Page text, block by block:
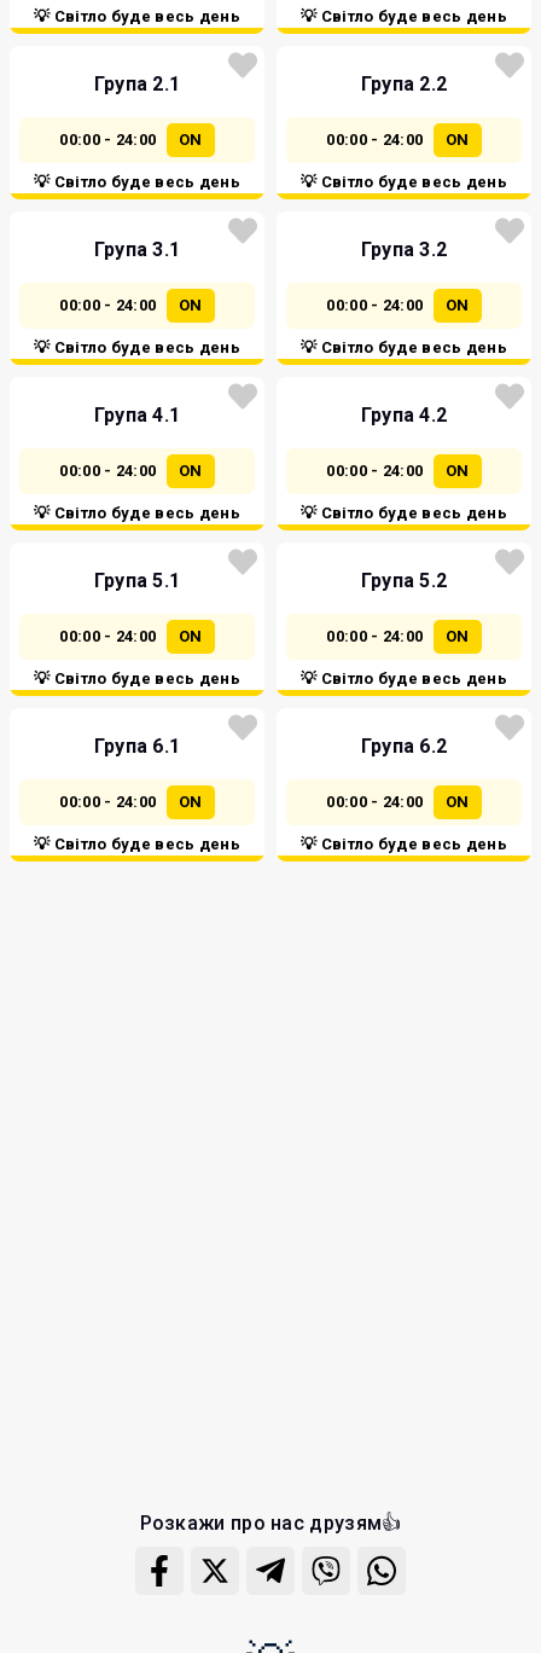
💡 Світло буде весь день 💡 Світло буде весь день
Група 2.1
00:00 - 24:00 ON
💡 Світло буде весь день
Група 2.2
00:00 - 24:00 ON
💡 Світло буде весь день
Група 3.1
00:00 - 24:00 ON
💡 Світло буде весь день
Група 3.2
00:00 - 24:00 ON
💡 Світло буде весь день
Група 4.1
00:00 - 24:00 ON
💡 Світло буде весь день
Група 4.2
00:00 - 24:00 ON
💡 Світло буде весь день
Група 5.1
00:00 - 24:00 ON
💡 Світло буде весь день
Група 5.2
00:00 - 24:00 ON
💡 Світло буде весь день
Група 6.1
00:00 - 24:00 ON
💡 Світло буде весь день
Група 6.2
00:00 - 24:00 ON
💡 Світло буде весь день
Розкажи про нас друзям👍